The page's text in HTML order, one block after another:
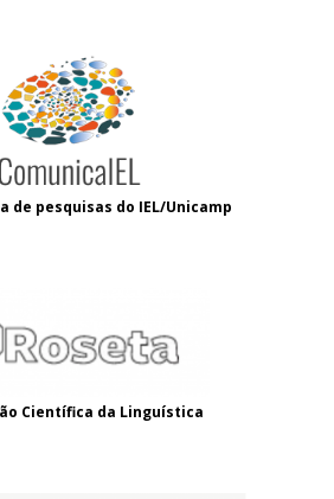
de pesquisas do IEL/Unicamp
Científica da Linguística